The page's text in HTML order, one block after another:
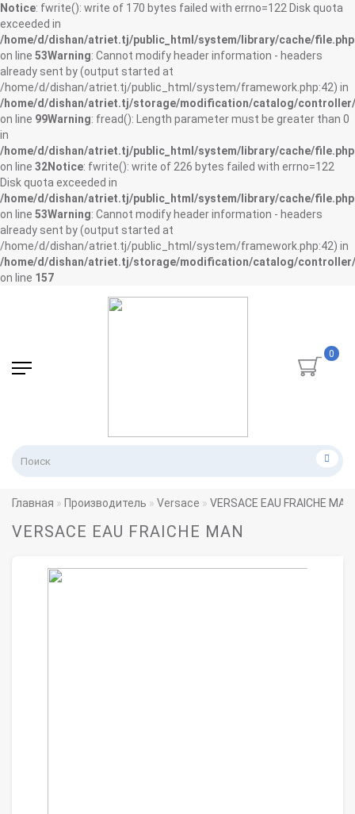
Notice: fwrite(): write of 170 bytes failed with errno=122 Disk quota
exceeded in
/home/d/dishan/atriet.tj/public_html/system/library/cache/file.php
on line 53Warning: Cannot modify header information - headers
already sent by (output started at
/home/d/dishan/atriet.tj/public_html/system/framework.php:42) in
/home/d/dishan/atriet.tj/storage/modification/catalog/
on line 99Warning: fread(): Length parameter must be greater than 0
in
/home/d/dishan/atriet.tj/public_html/system/library/cache/file.php
on line 32Notice: fwrite(): write of 226 bytes failed with errno=122
Disk quota exceeded in
/home/d/dishan/atriet.tj/public_html/system/library/cache/file.php
on line 53Warning: Cannot modify header information - headers
already sent by (output started at
/home/d/dishan/atriet.tj/public_html/system/framework.php:42) in
/home/d/dishan/atriet.tj/storage/modification/catalog/
on line 157
0
Главная Производитель Versace VERSACE EAU FRAICHE MAN
VERSACE EAU FRAICHE MAN